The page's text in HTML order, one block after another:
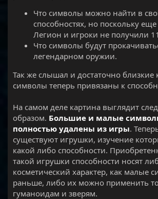
Что символы можно найти в
способностях, но поскольку
Легион и игроки не получили
Что символы будут
легендарном оружии.
Так же слышал и достаточно близкие
символы теперь привязаны к
На самом деле картина выглядит
образом. Большие и малые
полностью удалены из игры.
существуют игрушки, изучение
какой либо способности.
такой игрушки способности носят
косметический характер, как малые
раньше, либо их можно применить
гуманоидам и зверям.